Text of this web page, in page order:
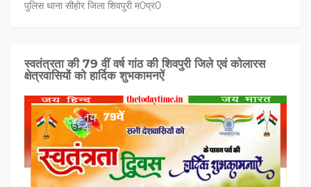
पुलिस थाना सीहोर जिला शिवपुरी म0प्र0
स्वतंत्रता की 79 वीं वर्ष गांठ की शिवपुरी जिले एवं कोलारस
क्षेत्रवासियों को हार्दिक शुभकामनऐं